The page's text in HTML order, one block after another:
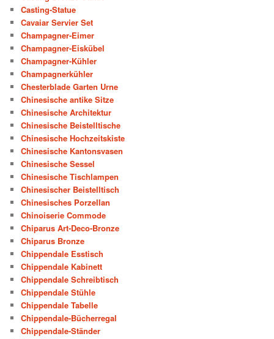
Casting-Statue
Cavaiar Servier Set
Champagner-Eimer
Champagner-Eiskübel
Champagner-Kühler
Champagnerkühler
Chesterblade Garten Urne
Chinesische antike Sitze
Chinesische Architektur
Chinesische Beistelltische
Chinesische Hochzeitskiste
Chinesische Kantonsvasen
Chinesische Sessel
Chinesische Tischlampen
Chinesischer Beistelltisch
Chinesisches Porzellan
Chinoiserie Commode
Chiparus Art-Deco-Bronze
Chiparus Bronze
Chippendale Esstisch
Chippendale Kabinett
Chippendale Schreibtisch
Chippendale Stühle
Chippendale Tabelle
Chippendale-Bücherregal
Chippendale-Ständer